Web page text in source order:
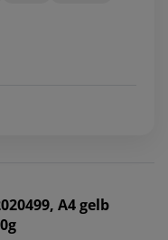
A4 gelb